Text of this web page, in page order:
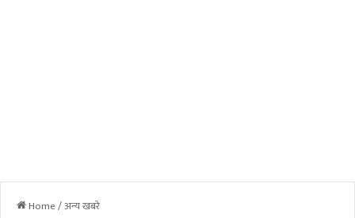
Home/अन्य खबरे